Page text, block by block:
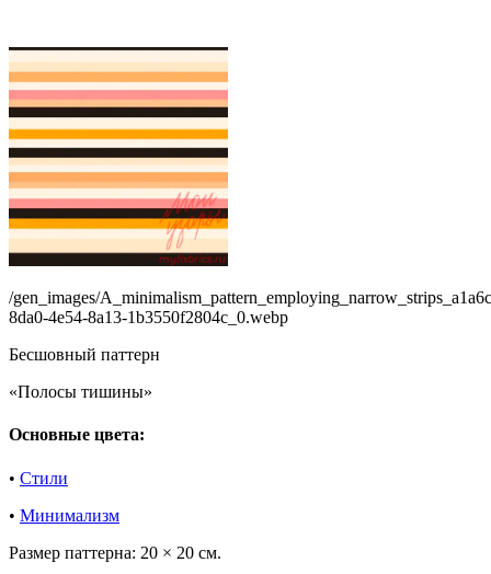
/gen_images/
8da0-4e54-8a13-1b3550f2804c_0.webp
Бесшовный паттерн
«Полосы тишины»
Основные цвета:
• Стили
• Минимализм
Размер паттерна: 20 × 20 см.